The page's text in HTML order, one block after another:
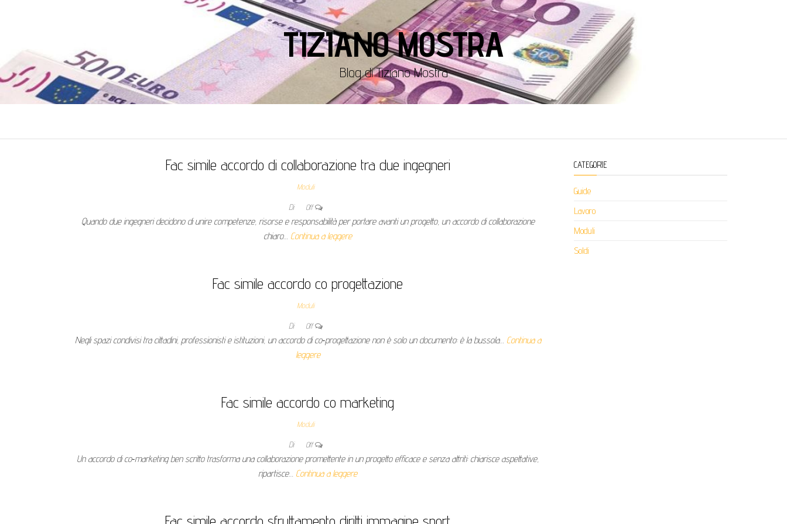
TIZIANO MOSTRA
Blog di Tiziano Mostra
Fac simile accordo di collaborazione tra due ingegneri​
Moduli
Di Off
Quando due ingegneri decidono di unire competenze, risorse e responsabilità per portare avanti un progetto, un accordo di collaborazione
chiaro… Continua a leggere
Fac simile accordo co progettazione​
Moduli
Di Off
Negli spazi condivisi tra cittadini, professionisti e istituzioni, un accordo di co‑progettazione non è solo un documento: è la bussola… Continua a
leggere
Fac simile accordo co marketing​
Moduli
Di Off
Un accordo di co‑marketing ben scritto trasforma una collaborazione promettente in un progetto efficace e senza attriti: chiarisce aspettative,
ripartisce… Continua a leggere
CATEGORIE
Guide
Lavoro
Moduli
Soldi